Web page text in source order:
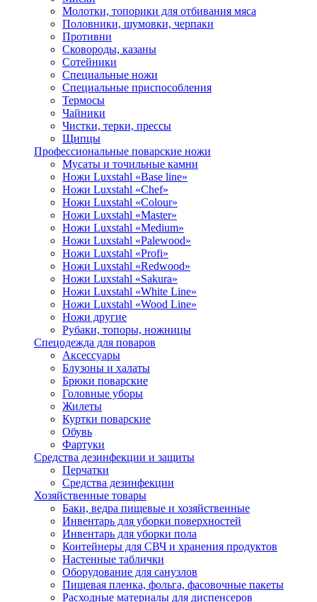
Молотки, топорики для отбивания мяса
Половники, шумовки, черпаки
Противни
Сковороды, казаны
Сотейники
Специальные ножи
Специальные приспособления
Термосы
Чайники
Чистки, терки, прессы
Щипцы
Профессиональные поварские ножи
Мусаты и точильные камни
Ножи Luxstahl «Base line»
Ножи Luxstahl «Chef»
Ножи Luxstahl «Colour»
Ножи Luxstahl «Master»
Ножи Luxstahl «Medium»
Ножи Luxstahl «Palewood»
Ножи Luxstahl «Profi»
Ножи Luxstahl «Redwood»
Ножи Luxstahl «Sakura»
Ножи Luxstahl «White Line»
Ножи Luxstahl «Wood Line»
Ножи другие
Рубаки, топоры, ножницы
Спецодежда для поваров
Аксессуары
Блузоны и халаты
Брюки поварские
Головные уборы
Жилеты
Куртки поварские
Обувь
Фартуки
Средства дезинфекции и защиты
Перчатки
Средства дезинфекции
Хозяйственные товары
Баки, ведра пищевые и хозяйственные
Инвентарь для уборки поверхностей
Инвентарь для уборки пола
Контейнеры для СВЧ и хранения продуктов
Настенные таблички
Оборудование для санузлов
Пищевая пленка, фольга, фасовочные пакеты
Расходные материалы для диспенсеров